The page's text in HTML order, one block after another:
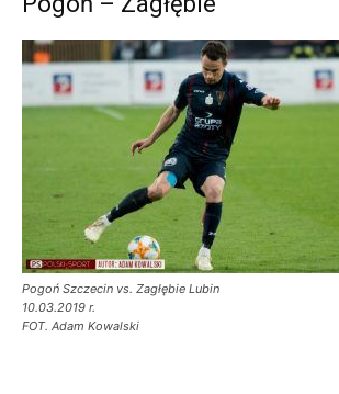
Pogoń Szczecin vs. Zagłębie Lubin
10.03.2019 r.
FOT. Adam Kowalski